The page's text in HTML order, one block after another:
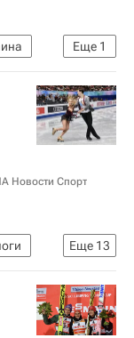
Еще 1
Новости Спорт
Еще 13
Финал Гран-при по фигурному катанию сезона-2017/2018, Нагоя, 7-10 декабря